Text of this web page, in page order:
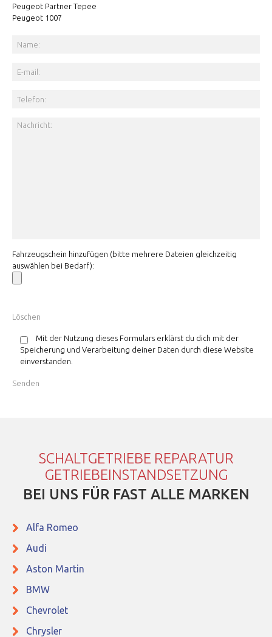
Peugeot Partner Tepee
Peugeot 1007
Fahrzeugschein hinzufügen (bitte mehrere Dateien gleichzeitig
auswählen bei Bedarf):
Mit der Nutzung dieses Formulars erklärst du dich mit der
Speicherung und Verarbeitung deiner Daten durch diese Website
einverstanden.
SCHALTGETRIEBE REPARATUR
GETRIEBEINSTANDSETZUNG
BEI UNS FÜR FAST ALLE MARKEN
Alfa Romeo
Audi
Aston Martin
BMW
Chevrolet
Chrysler